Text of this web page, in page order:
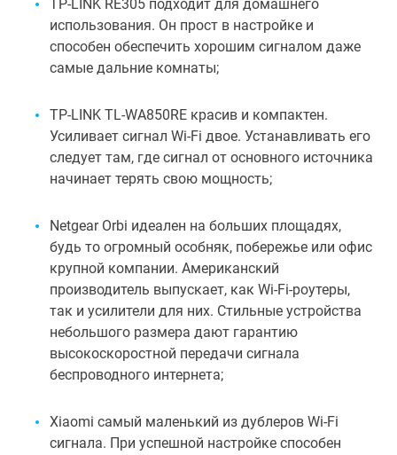
TP-LINK RE305 подходит для домашнего
использования. Он прост в настройке и
способен обеспечить хорошим сигналом даже
самые дальние комнаты;
TP-LINK TL-WA850RE красив и компактен.
Усиливает сигнал Wi-Fi двое. Устанавливать его
следует там, где сигнал от основного источника
начинает терять свою мощность;
Netgear Orbi идеален на больших площадях,
будь то огромный особняк, побережье или офис
крупной компании. Американский
производитель выпускает, как Wi-Fi-роутеры,
так и усилители для них. Стильные устройства
небольшого размера дают гарантию
высокоскоростной передачи сигнала
беспроводного интернета;
Xiaomi самый маленький из дублеров Wi-Fi
сигнала. При успешной настройке способен